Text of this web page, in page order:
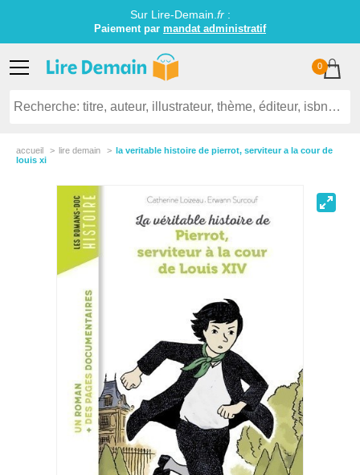
Sur Lire-Demain. fr:
Paiement par mandat administratif
0
accueil lire demain
la veritable histoire de pierrot, serviteur a la cour de
louis xi